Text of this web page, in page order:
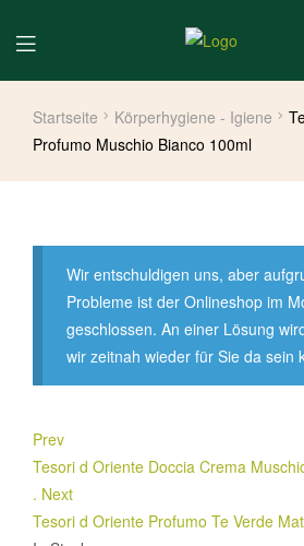
Startseite Körperhygiene - Igiene
Profumo Muschio Bianco 100ml
Wir entschuldigen uns, aber
Probleme ist der Onlineshop im
geschlossen. An einer Lösung
wir zeitnah wieder für Sie da sein
Prev
Tesori d Oriente Doccia Crema
. Next
Tesori d Oriente Profumo Te Verde